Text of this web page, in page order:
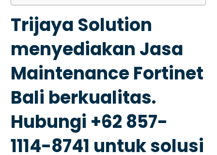
Trijaya Solution
menyediakan Jasa
Maintenance Fortinet
Bali berkualitas.
Hubungi +62 857-
1114-8741 untuk solusi